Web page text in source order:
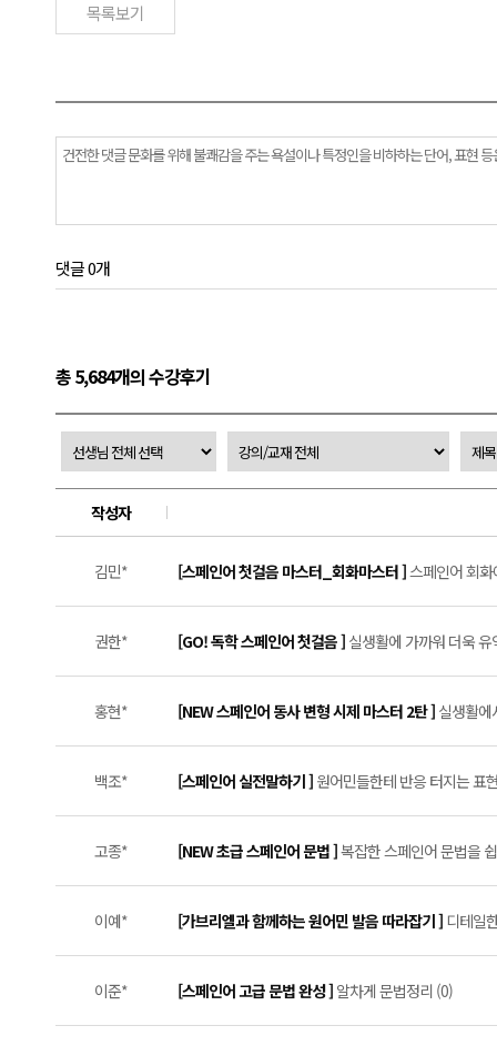
목록보기
댓글 0개
총 5,684개의 수강후기
작성자
김민* [스페인어 첫걸음 마스터_회화마스터 ]스페인어 회
권한* [GO! 독학 스페인어 첫걸음 ] 실생활에 가까워 더욱
홍현* [NEW 스페인어 동사 변형 시제 마스터 2탄 ] 실생활에
백조* [스페인어 실전말하기 ] 원어민들한테 반응 터지는 표
고종* [NEW 초급 스페인어 문법 ]복잡한 스페인어 문법을
이예* [가브리엘과 함께하는 원어민 발음 따라잡기 ] 디테일
이준* [스페인어 고급 문법 완성 ] 알차게 문법정리 (0)